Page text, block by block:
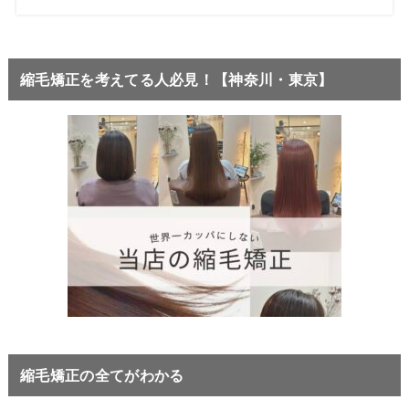
縮毛矯正を考えてる人必見！【神奈川・東京】
縮毛矯正の全てがわかる